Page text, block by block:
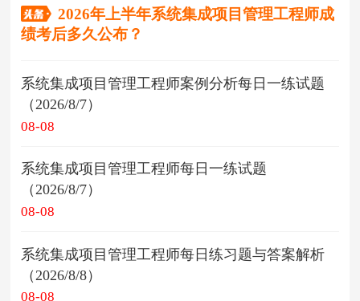
2026年上半年系统集成项目管理工程师成
绩考后多久公布？
系统集成项目管理工程师案例分析每日一练试题
（2026/8/7）
08-08
系统集成项目管理工程师每日一练试题
（2026/8/7）
08-08
系统集成项目管理工程师每日练习题与答案解析
（2026/8/8）
08-08